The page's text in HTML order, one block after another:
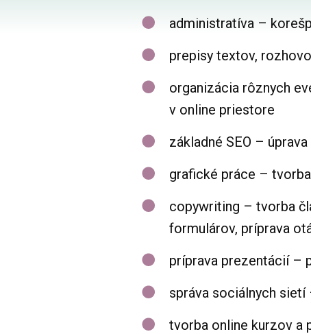
administratíva –
prepisy textov,
organizácia rôznych
v online priestore
základné SEO –
grafické práce –
copywriting – tvorba
formulárov, príprava
príprava prezentácií –
správa sociálnych
tvorba online kurzov a